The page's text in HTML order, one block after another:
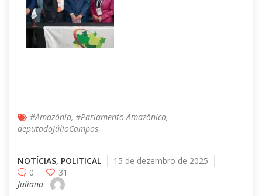
#Amazônia, #Parlamento Amazônico,
deputadoJúlioCampos
NOTÍCIAS, POLITICAL
15 de dezembro de 2025
0
31
Juliana